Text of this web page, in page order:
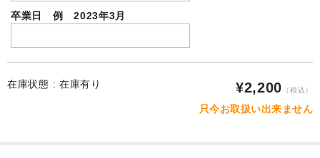
追加料金
選ばれ続ける理由
お客様の声
卒業日 例 2023年3月
在庫状態 : 在庫有り ¥2,200 （税込）
只今お取扱い出来ません